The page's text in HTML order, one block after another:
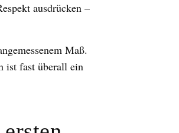
ausdrücken –
Maß.
ist fast überall ein